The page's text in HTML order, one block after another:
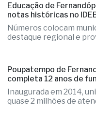
Educação de
notas históricas no
Números colocam
destaque regional e
Poupatempo de
completa 12 anos de
Inaugurada em 2014,
quase 2 milhões de